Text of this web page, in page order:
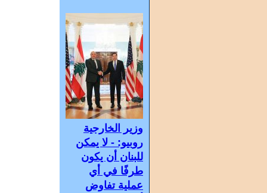
وزير الخارجية
روبيو: - لا يمكن
للبنان أن يكون
طرفًا في أي
عملية تفاوض